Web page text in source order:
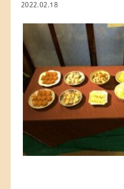
今日の自生園
新型コロナウイルス感染情報
理事長交代
社内研修
2022.02.18